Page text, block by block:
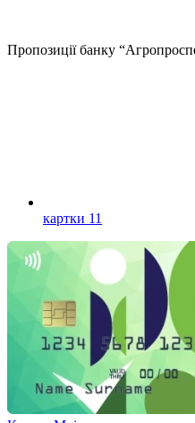
Пропозиції банку
картки 11